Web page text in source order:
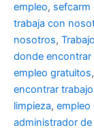
empleo, sefcarm
trabaja con
nosotros,
donde encontrar
empleo gratuitos,
encontrar
limpieza, empleo
administrador